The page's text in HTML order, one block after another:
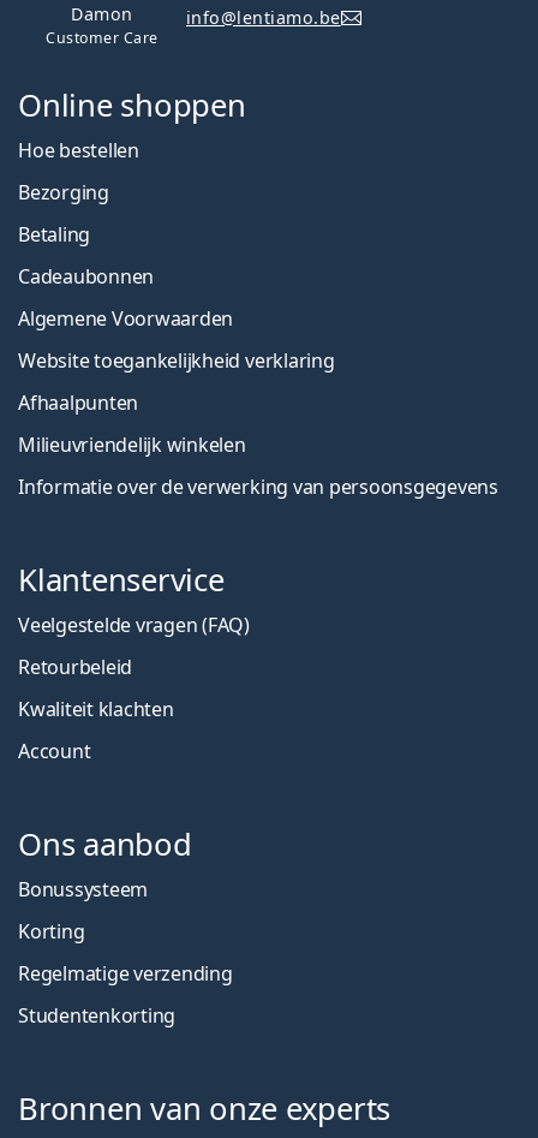
Damon
Customer Care
info@lentiamo.be
Online shoppen
Hoe bestellen
Bezorging
Betaling
Cadeaubonnen
Algemene Voorwaarden
Website toegankelijkheid verklaring
Afhaalpunten
Milieuvriendelijk winkelen
Informatie over de verwerking van persoonsgegevens
Klantenservice
Veelgestelde vragen (FAQ)
Retourbeleid
Kwaliteit klachten
Account
Ons aanbod
Bonussysteem
Korting
Regelmatige verzending
Studentenkorting
Bronnen van onze experts